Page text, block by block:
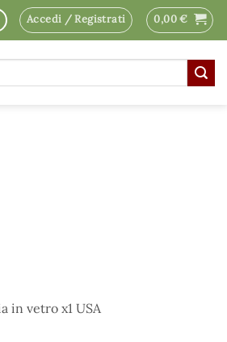
Accedi / Registrati 0,00€
in vetro x1 USA